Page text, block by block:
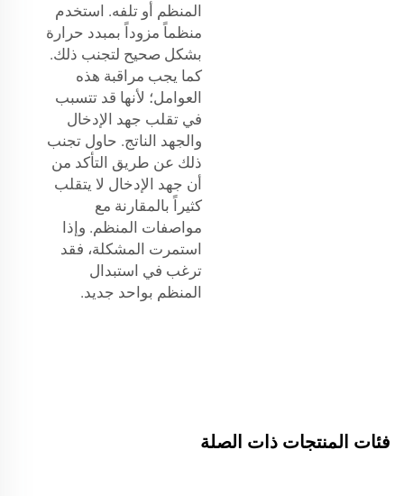
المنظم أو تلفه. استخدم
منظماً مزوداً بمبدد حرارة
بشكل صحيح لتجنب ذلك.
كما يجب مراقبة هذه
العوامل؛ لأنها قد تتسبب
في تقلب جهد الإدخال
والجهد الناتج. حاول تجنب
ذلك عن طريق التأكد من
أن جهد الإدخال لا يتقلب
كثيراً بالمقارنة مع
مواصفات المنظم. وإذا
استمرت المشكلة، فقد
ترغب في استبدال
المنظم بواحد جديد.
فئات المنتجات ذات الصلة